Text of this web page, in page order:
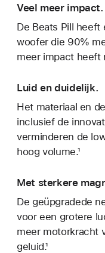
Veel meer impact.
De Beats Pill
woofer die 90%
meer impact heeft
Luid en duidelijk.
Het materiaal en
inclusief de
verminderen de
hoog volume.¹
Met sterkere
De geüpgradede
voor een grotere
meer motorkracht
geluid.¹